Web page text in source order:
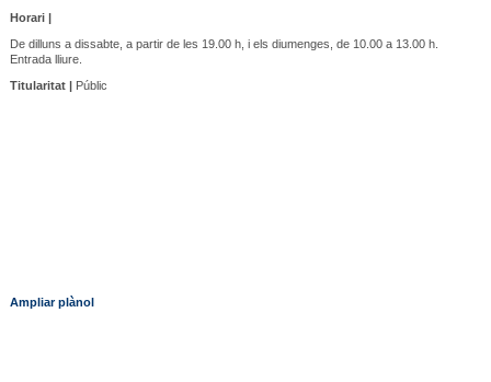
Horari |
De dilluns a dissabte, a partir de les 19.00 h, i els diumenges, de 10.00 a 13.00 h.
Entrada lliure.
Titularitat |Públic
Ampliar plànol